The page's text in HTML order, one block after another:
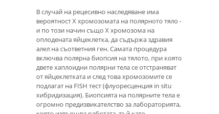
В случай на рецесивно наследяване има
вероятност Х хромозомата на полярното тяло -
и по този начин също Х хромозома на
оплодената яйцеклетка, да съдържа здравия
алел на съответния ген. Самата процедура
включва полярна биопсия на тялото, при която
двете хаплоидни полярни тела се отстраняват
от яйцеклетката и след това хромозомите се
подлагат на FISH тест (флуоресценция in situ
хибридизация). Биопсията на полярните тела е
огромно предизвикателство за лабораторията,